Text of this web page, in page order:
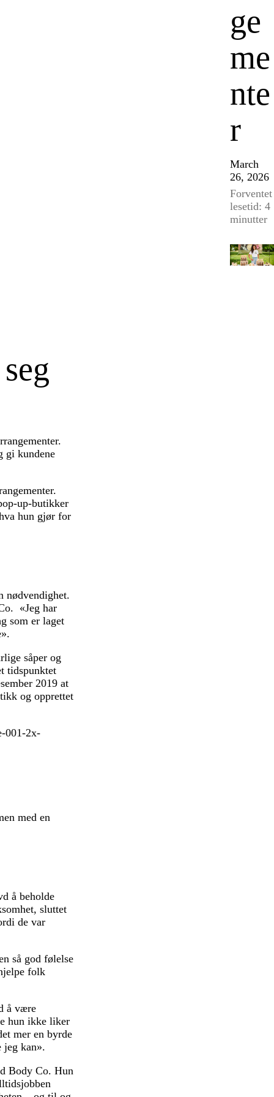
ge
me
nte
r
March
26, 2026
Forventet
lesetid: 4
minutter
gi kundene
up-butikker
hun gjør for
nødvendighet.
«Jeg har
som er laget
såper og
tidspunktet
2019 at
og opprettet
med en
å beholde
sluttet
de var
så god følelse
folk
å være
hun ikke liker
mer en byrde
jeg kan».
Body Co. Hun